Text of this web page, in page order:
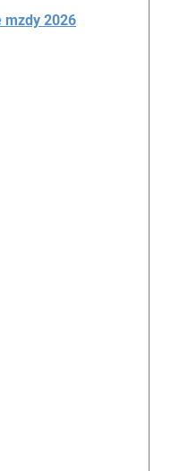
mzdy 2026